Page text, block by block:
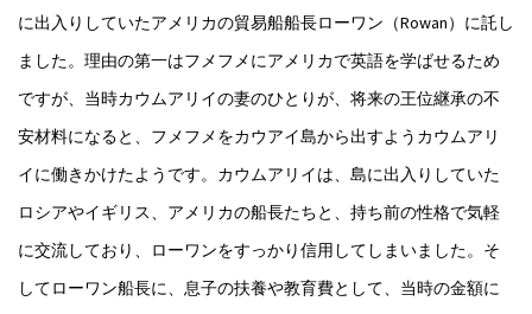
に出入りしていたアメリカの貿易船船長ローワン（Rowan）に託し
ました。理由の第一はフメフメにアメリカで英語を学ばせるため
ですが、当時カウムアリイの妻のひとりが、将来の王位継承の不
安材料になると、フメフメをカウアイ島から出すようカウムアリ
イに働きかけたようです。カウムアリイは、島に出入りしていた
ロシアやイギリス、アメリカの船長たちと、持ち前の性格で気軽
に交流しており、ローワンをすっかり信用してしまいました。そ
してローワン船長に、息子の扶養や教育費として、当時の金額に